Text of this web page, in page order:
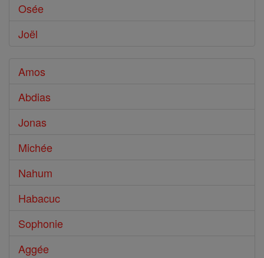
Osée
Joël
Amos
Abdias
Jonas
Michée
Nahum
Habacuc
Sophonie
Aggée